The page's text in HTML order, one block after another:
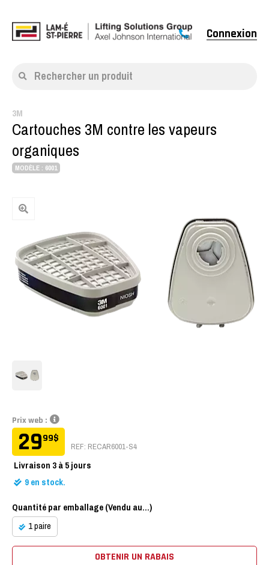
Rechercher un produit
Connexion
3M
Cartouches 3M contre les vapeurs
organiques
MODÈLE : 6001
Prix web :
2999$
REF: RECAR6001-S4
Livraison3 à 5 jours
9en stock.
Quantité par emballage (Vendu au...)
1 paire
OBTENIR UN RABAIS